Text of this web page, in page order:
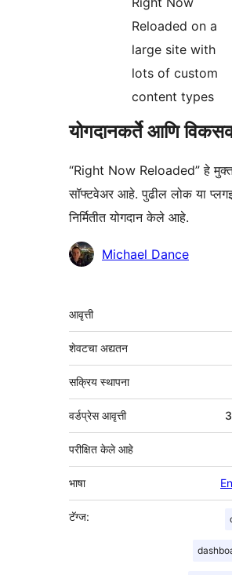
Reloaded on a
large site with
lots of custom
content types
योगदानकर्ते आणि
“Right Now Reloaded” हे
सॉफ्टवेअर आहे. पुढील लोक या
निर्मितीत योगदान केले आहे.
योगदानकर्तेMichael Dance
मेटा
आवृत्ती
शेवटचा अद्यतन
सक्रिय स्थापना
वर्डप्रेस आवृत्ती
परीक्षित केले आहे
भाषा
टॅग्ज: